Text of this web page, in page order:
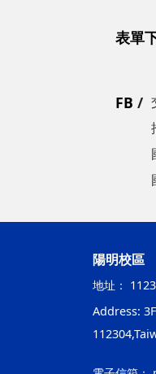
表單
FB
陽明校區
地址：
Address: